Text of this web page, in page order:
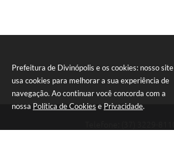
Prefeitura de Divinópolis e os cookies: nosso site
usa cookies para melhorar a sua experiência de
navegação. Ao continuar você concorda com a
nossa Política de Cookies e Privacidade.